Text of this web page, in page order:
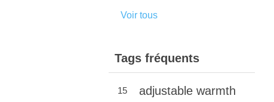
Voir tous
Tags fréquents
15 adjustable warmth